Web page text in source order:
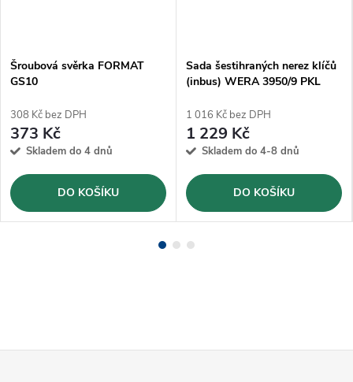
Šroubová svěrka FORMAT
GS10
308 Kč bez DPH
373 Kč
Skladem do 4 dnů
DO KOŠÍKU
Sada šestihraných nerez klíčů
(inbus) WERA 3950/9 PKL
1 016 Kč bez DPH
1 229 Kč
Skladem do 4-8 dnů
DO KOŠÍKU